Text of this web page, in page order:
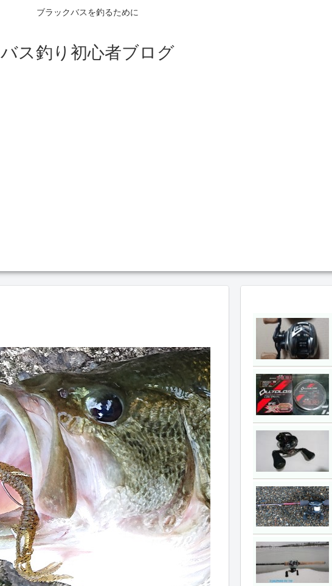
ブラックバスを釣るために
バス釣り初心者ブログ